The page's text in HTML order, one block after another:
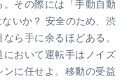
その際には「手動自動
いか？ 安全のため、渋
ら手に余るほどある。
おいて運転手はノイズ
に任せよ。移動の受益